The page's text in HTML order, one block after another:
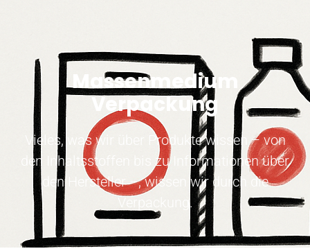
Massenmedium
Verpackung
Vieles, was wir über Produkte wissen – von
den Inhaltsstoffen bis zu Informationen über
den Hersteller –, wissen wir durch die
Verpackung.